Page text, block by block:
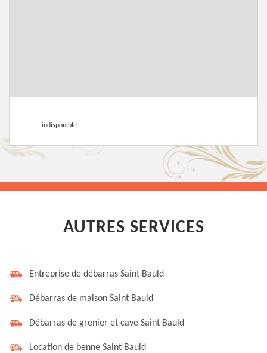
indisponible
AUTRES SERVICES
Entreprise de débarras Saint Bauld
Débarras de maison Saint Bauld
Débarras de grenier et cave Saint Bauld
Location de benne Saint Bauld